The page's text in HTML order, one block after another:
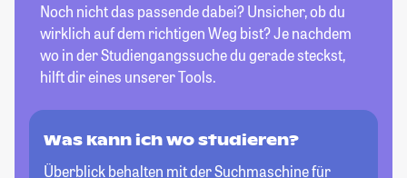
Noch nicht das passende dabei? Unsicher, ob du
wirklich auf dem richtigen Weg bist? Je nachdem
wo in der Studiengangssuche du gerade steckst,
hilft dir eines unserer Tools.
Was kann ich wo studieren?
Überblick behalten mit der Suchmaschine für